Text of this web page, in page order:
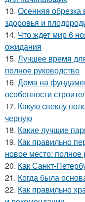
13. Осенняя обрезка
здоровья и
14. Что ждет мир 6
ожидания
15. Лучшее время
полное руководство
16. Дома на
особенности
17. Какую свеклу
черную
18. Какие лучшие
19. Как правильно
новое место: полное
20. Как Санкт-
21. Когда была
22. Как правильно